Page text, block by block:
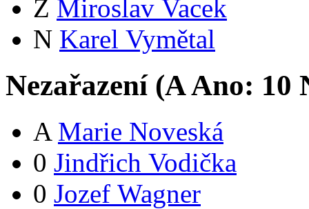
Z Miroslav Vacek
N Karel Vymětal
Nezařazení (AAno: 10
A Marie Noveská
0 Jindřich Vodička
0 Jozef Wagner